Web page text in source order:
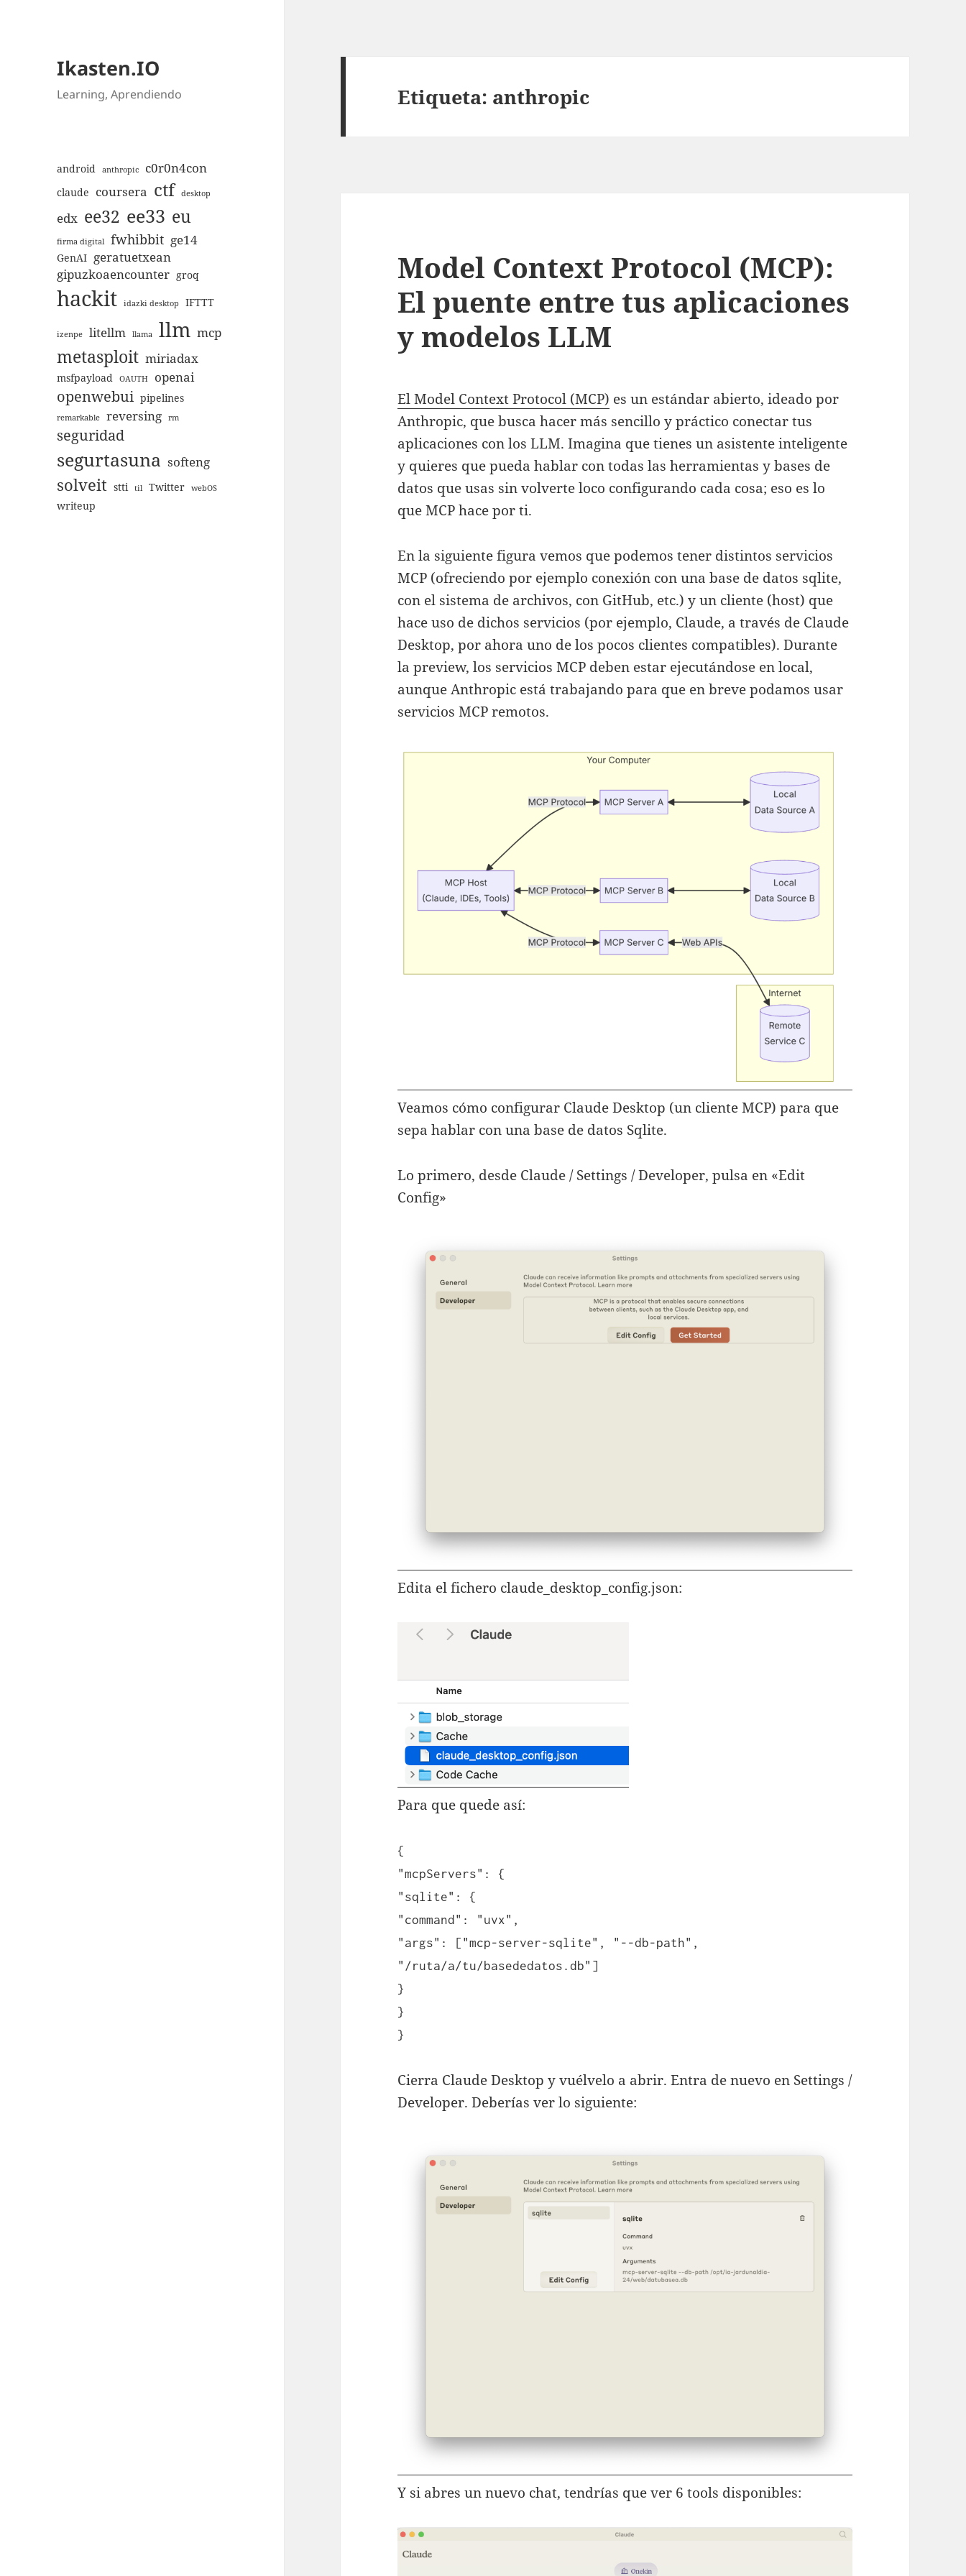
Ikasten.IO
Learning, Aprendiendo
android anthropic c0r0n4con
claude coursera ctf desktop
edx ee32 ee33 eu
firma digital fwhibbit ge14
GenAI geratuetxean
gipuzkoaencounter groq
hackit idazki desktop IFTTT
izenpe litellm llama llm mcp
metasploit miriadax
msfpayload OAUTH openai
openwebui pipelines
remarkable reversing rm
seguridad
segurtasuna softeng
solveit stti til Twitter webOS
writeup
Etiqueta: anthropic
Model Context Protocol (MCP):
El puente entre tus aplicaciones
y modelos LLM
El Model Context Protocol (MCP) es un estándar abierto, ideado por
Anthropic, que busca hacer más sencillo y práctico conectar tus
aplicaciones con los LLM. Imagina que tienes un asistente inteligente
y quieres que pueda hablar con todas las herramientas y bases de
datos que usas sin volverte loco configurando cada cosa; eso es lo
que MCP hace por ti.
En la siguiente figura vemos que podemos tener distintos servicios
MCP (ofreciendo por ejemplo conexión con una base de datos sqlite,
con el sistema de archivos, con GitHub, etc.) y un cliente (host) que
hace uso de dichos servicios (por ejemplo, Claude, a través de Claude
Desktop, por ahora uno de los pocos clientes compatibles). Durante
la preview, los servicios MCP deben estar ejecutándose en local,
aunque Anthropic está trabajando para que en breve podamos usar
servicios MCP remotos.
Veamos cómo configurar Claude Desktop (un cliente MCP) para que
sepa hablar con una base de datos Sqlite.
Lo primero, desde Claude / Settings / Developer, pulsa en «Edit
Config»
Edita el fichero claude_desktop_config.json:
Para que quede así:
{
"mcpServers": {
"sqlite": {
"command": "uvx",
"args": ["mcp-server-sqlite", "--db-path",
"/ruta/a/tu/basededatos.db"]
}
}
}
Cierra Claude Desktop y vuélvelo a abrir. Entra de nuevo en Settings /
Developer. Deberías ver lo siguiente:
Y si abres un nuevo chat, tendrías que ver 6 tools disponibles: